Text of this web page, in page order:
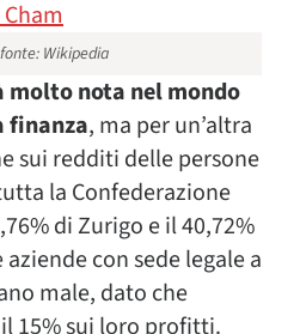
Wikipedia
molto nota nel mondo
finanza, ma per un’altra
sui redditi delle persone
la Confederazione
di Zurigo e il 40,72%
con sede legale a
male, dato che
15% sui loro profitti.